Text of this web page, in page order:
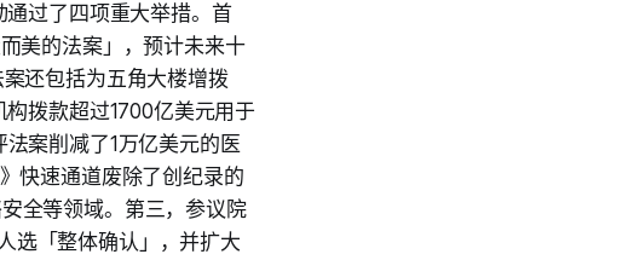
过了四项重大举措。首
美的法案」，预计未来十
还包括为五角大楼增拨
拨款超过1700亿美元用于
案削减了1万亿美元的医
快速通道废除了创纪录的
全等领域。第三，参议院
选「整体确认」，并扩大